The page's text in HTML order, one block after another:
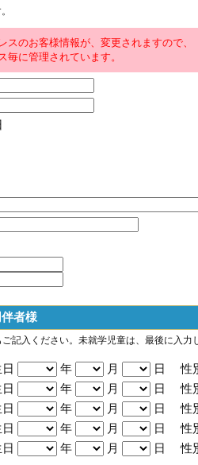
のお客様情報が、変更されますので、
に管理されています。
者様
入ください。未就学児童は、最後に入力
年 月
日 性
年 月
日 性
年 月
日 性
年 月
日 性
年 月 日 性